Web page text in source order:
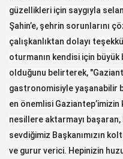
güzellikleri için saygıyla
Şahin’e, şehrin sorunlarını
çalışkanlıktan dolayı
oturmanın kendisi için büyük
olduğunu belirterek,
gastronomisiyle yaşanabilir
en önemlisi
nesillere aktarmayı
sevdiğimiz Başkanımızın
ve gurur verici. Hepinizin